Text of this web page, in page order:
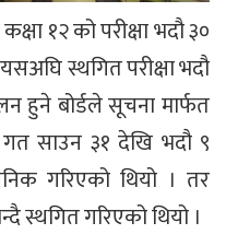
कक्षा १२ को परीक्षा भदौ ३०
स्थगित परीक्षा भदौ
हुने बोर्डले सूचना मार्फत
साउन ३१ देखि भदौ ९
गरिएको थियो । तर
स्थगित गरिएको थियो ।